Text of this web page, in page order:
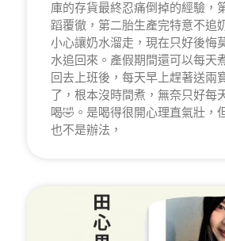
庫的存貨最終忍痛倒掉的經驗，
蹈覆徹，第二胎生產完特意不追
小心讓奶水溜走，現在只好後悔
水追回來。產假期間還可以每天
回去上班後，每天早上趕著送兩
了，根本沒時間煮，無奈只好每
喝🤣。是喝得很開心理直氣壯，
也不是辦法，